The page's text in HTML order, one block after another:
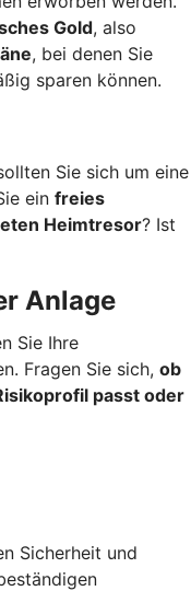
Gold, also
, bei denen Sie
sparen können.
Sie sich um eine
ein freies
Heimtresor? Ist
Anlage
Sie Ihre
Fragen Sie sich, ob
passt oder
Sicherheit und